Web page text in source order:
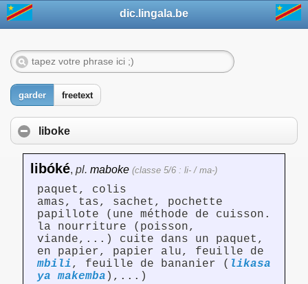
dic.lingala.be
garder freetext
liboke
libóké, pl. maboke (classe 5/6 : li- / ma-)
paquet, colis
amas, tas, sachet, pochette
papillote (une méthode de cuisson.
la nourriture (poisson,
viande,...) cuite dans un paquet,
en papier, papier alu, feuille de
mbili, feuille de bananier ( likasa
ya makemba ),...)